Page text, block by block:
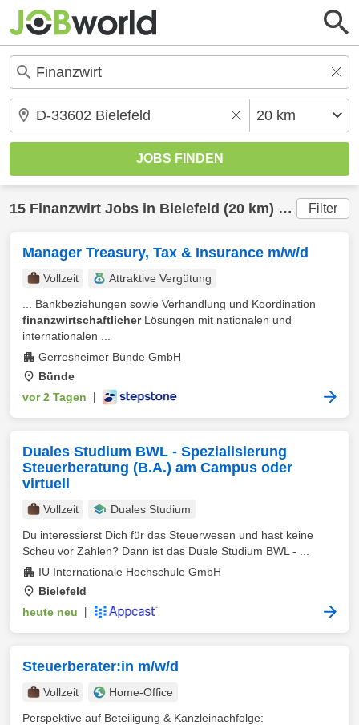
15 Finanzwirt Jobs in Bielefeld (20 km) gefunden Filter
Manager Treasury, Tax & Insurance m/w/d
Vollzeit
Attraktive Vergütung
... Bankbeziehungen sowie Verhandlung und Koordination
finanzwirtschaftlicherLösungen mit nationalen und
internationalen ...
Gerresheimer Bünde GmbH
Bünde
vor 2 Tagen
Duales Studium BWL - Spezialisierung
Steuerberatung (B.A.) am Campus oder
virtuell
Vollzeit
Duales Studium
Du interessierst Dich für das Steuerwesen und hast keine
Scheu vor Zahlen? Dann ist das Duale Studium BWL - ...
IU Internationale Hochschule GmbH
Bielefeld
heute neu
Steuerberater:in m/w/d
Vollzeit
Home-Office
Perspektive auf Beteiligung & Kanzleinachfolge: